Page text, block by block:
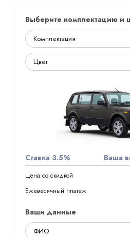
Выберите комплектацию и
Ставка 3.5% Ваша
Цена со скидкой
Ежемесячный платеж
Ваши данные